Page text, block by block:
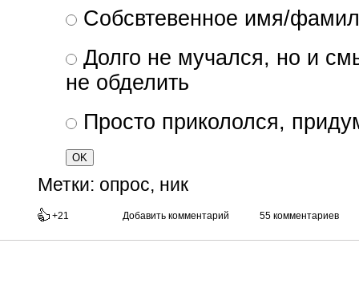
Собсвтевенное имя/
Долго не мучался, но и
не обделить
Просто прикололся,
Метки: опрос, ник
+21 Добавить комментарий 55 комментариев